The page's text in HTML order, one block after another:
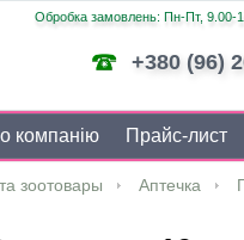
Обробка замовлень: Пн-Пт, 9.00-
+380 (96)
компанію Прайс-лист
зоотовары Аптечка